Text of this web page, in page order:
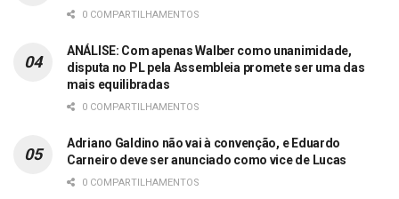
0 COMPARTILHAMENTOS
ANÁLISE: Com apenas Walber como unanimidade,
disputa no PL pela Assembleia promete ser uma das
mais equilibradas
0 COMPARTILHAMENTOS
Adriano Galdino não vai à convenção, e Eduardo
Carneiro deve ser anunciado como vice de Lucas
0 COMPARTILHAMENTOS